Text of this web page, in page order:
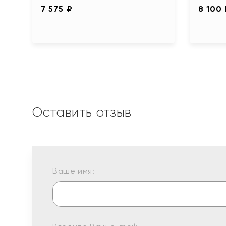
7 575 ₽ 8 100
Оставить отзыв
Ваше имя: